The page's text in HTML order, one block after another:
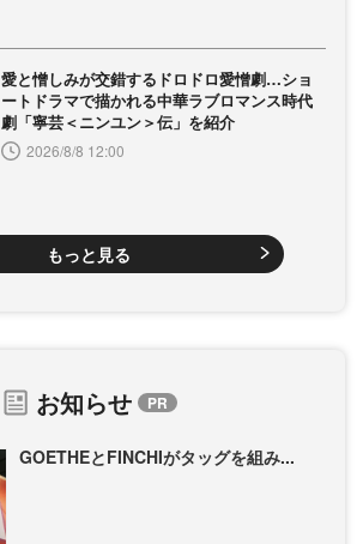
愛と憎しみが交錯するドロドロ愛憎劇…ショ
ートドラマで描かれる中華ラブロマンス時代
劇「寧芸＜ニンユン＞伝」を紹介
2026/8/8 12:00
もっと見る
お知らせ
GOETHEとFINCHIがタッグを組み...